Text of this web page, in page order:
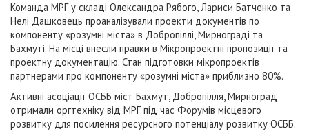
Команда МРГ у складі Олександра Рябого, Лариси Батченко та
Нелі Дашковець проаналізували проекти документів по
компоненту «розумні міста» в Добропіллі, Мирнограді та
Бахмуті. На місці внесли правки в Мікропроектні пропозиції та
проектну документацію. Стан підготовки мікропроектів
партнерами про компоненту «розумні міста» приблизно 80%.
Активні асоціації ОСББ міст Бахмут, Добропілля, Мирноград
отримали оргтехніку від МРГ під час Форумів місцевого
розвитку для посилення ресурсного потенціалу розвитку ОСББ.